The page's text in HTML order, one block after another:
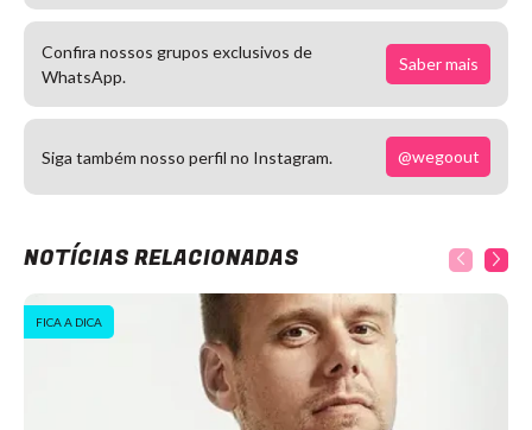
Confira nossos grupos exclusivos de
WhatsApp.
Saber mais
Siga também nosso perfil no Instagram. @wegoout
NOTÍCIAS RELACIONADAS
FICA A DICA